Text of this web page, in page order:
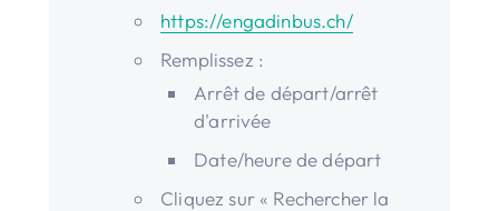
https://engadinbus.ch/
Remplissez :
Arrêt de départ/arrêt
d'arrivée
Date/heure de départ
Cliquez sur « Rechercher la